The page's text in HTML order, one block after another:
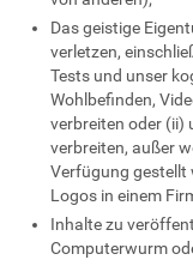
Das geistige
verletzen,
Tests und unser
Wohlbefinden,
verbreiten oder (ii)
verbreiten, außer
Verfügung gestellt
Logos in einem
Inhalte zu
Computerwurm